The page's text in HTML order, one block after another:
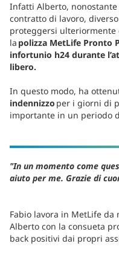
Infatti Alberto,
contratto di lavoro,
proteggersi ulteriormente
la polizza MetLife Pronto
infortunio h24 durante
libero.
In questo modo, ha
indennizzo per i giorni di
importante in un periodo
"In un momento come
aiuto per me. Grazie di
Fabio lavora in MetLife
Alberto con la consueta
back positivi dai propri